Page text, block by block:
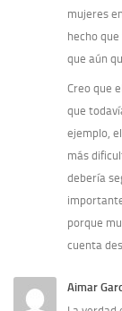
mujeres
hecho
que aún
Creo que
que
ejemplo,
más
debería
porque
cuenta
Aimar